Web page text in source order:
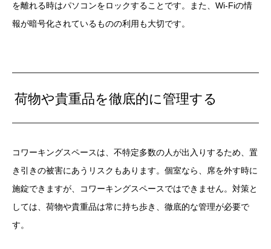
を離れる時はパソコンをロックすることです。また、Wi-Fiの情
報が暗号化されているものの利用も大切です。
荷物や貴重品を徹底的に管理する
コワーキングスペースは、不特定多数の人が出入りするため、置
き引きの被害にあうリスクもあります。個室なら、席を外す時に
施錠できますが、コワーキングスペースではできません。対策と
しては、荷物や貴重品は常に持ち歩き、徹底的な管理が必要で
す。